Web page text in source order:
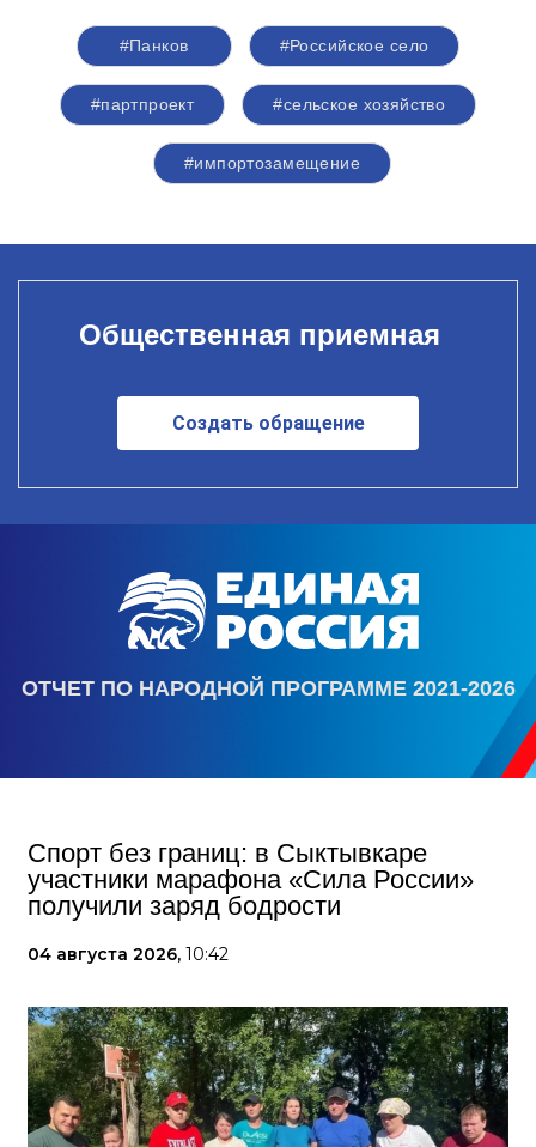
#Панков #Российское село
#партпроект #сельское хозяйство
#импортозамещение
Общественная приемная
Создать обращение
ОТЧЕТ ПО НАРОДНОЙ ПРОГРАММЕ 2021-2026
Спорт без границ: в Сыктывкаре
участники марафона «Сила России»
получили заряд бодрости
04 августа 2026, 10:42